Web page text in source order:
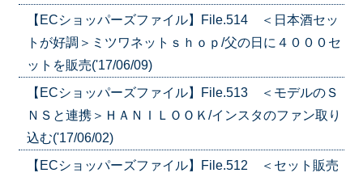
【ECショッパーズファイル】File.514 ＜日本酒セッ
トが好調＞ミツワネットｓｈｏｐ/父の日に４０００セ
ットを販売('17/06/09)
【ECショッパーズファイル】File.513 ＜モデルのＳ
ＮＳと連携＞ＨＡＮＩＬＯＯＫ/インスタのファン取り
込む('17/06/02)
【ECショッパーズファイル】File.512 ＜セット販売